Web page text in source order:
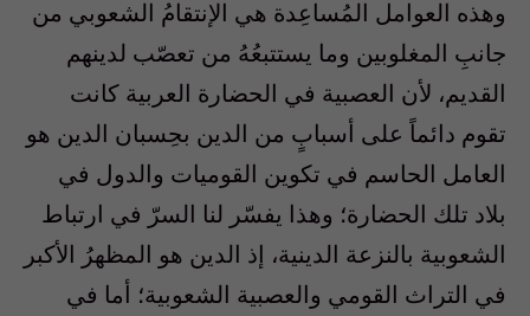
وهذه العوامل المُساعِدة هي الإنتقامُ الشعوبي من
جانبِ المغلوبين وما يستتبعُهُ من تعصّب لدينهم
القديم، لأن العصبية في الحضارة العربية كانت
تقوم دائماً على أسبابٍ من الدين بحِسبان الدين هو
العامل الحاسم في تكوين القوميات والدول في
بلاد تلك الحضارة؛ وهذا يفسّر لنا السرّ في ارتباط
الشعوبية بالنزعة الدينية، إذ الدين هو المظهرُ الأكبر
في التراث القومي والعصبية الشعوبية؛ أما في